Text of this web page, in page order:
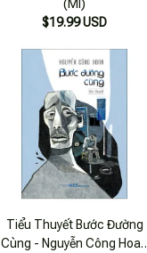
(Ml)
$19.99 USD
Tiểu Thuyết Bước Đường
Cùng - Nguyễn Công Hoan